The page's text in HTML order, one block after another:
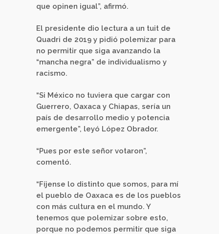
que opinen igual”, afirmó.
El presidente dio lectura a un tuit de
Quadri de 2019 y pidió polemizar para
no permitir que siga avanzando la
“mancha negra” de individualismo y
racismo.
“Si México no tuviera que cargar con
Guerrero, Oaxaca y Chiapas, sería un
país de desarrollo medio y potencia
emergente”, leyó López Obrador.
“Pues por este señor votaron”,
comentó.
“Fíjense lo distinto que somos, para mí
el pueblo de Oaxaca es de los pueblos
con más cultura en el mundo. Y
tenemos que polemizar sobre esto,
porque no podemos permitir que siga